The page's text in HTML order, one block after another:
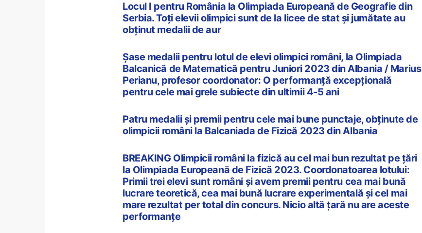
Locul I pentru România la Olimpiada Europeană de Geografie din
Serbia. Toți elevii olimpici sunt de la licee de stat și jumătate au
obținut medalii de aur
Șase medalii pentru lotul de elevi olimpici români, la Olimpiada
Balcanică de Matematică pentru Juniori 2023 din Albania / Marius
Perianu, profesor coordonator: O performanță excepțională
pentru cele mai grele subiecte din ultimii 4-5 ani
Patru medalii și premii pentru cele mai bune punctaje, obținute de
olimpicii români la Balcaniada de Fizică 2023 din Albania
BREAKING Olimpicii români la fizică au cel mai bun rezultat pe țări
la Olimpiada Europeană de Fizică 2023. Coordonatoarea lotului:
Primii trei elevi sunt români și avem premii pentru cea mai bună
lucrare teoretică, cea mai bună lucrare experimentală și cel mai
mare rezultat per total din concurs. Nicio altă țară nu are aceste
performanțe